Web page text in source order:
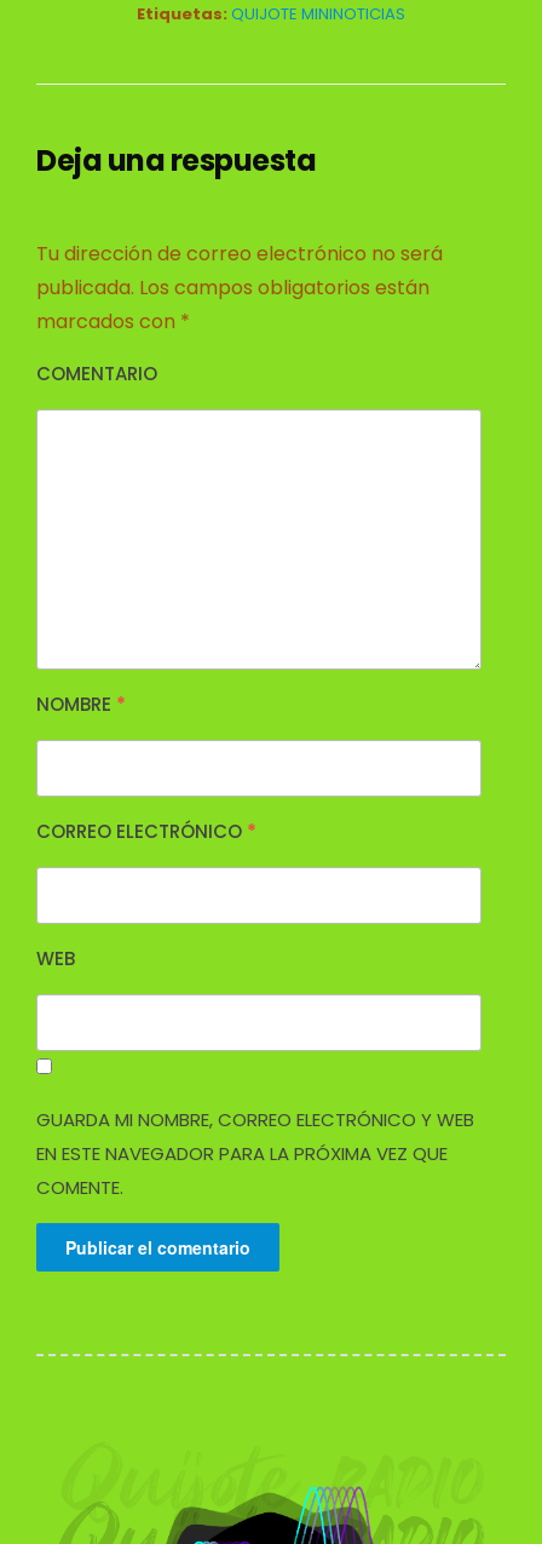
Etiquetas: QUIJOTE MININOTICIAS
Deja una respuesta
Tu dirección de correo electrónico no será
publicada. Los campos obligatorios están
marcados con *
COMENTARIO
NOMBRE *
CORREO ELECTRÓNICO *
WEB
GUARDA MI NOMBRE, CORREO ELECTRÓNICO Y WEB
EN ESTE NAVEGADOR PARA LA PRÓXIMA VEZ QUE
COMENTE.